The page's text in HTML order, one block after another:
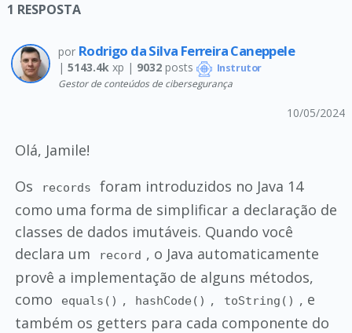
1 RESPOSTA
por Rodrigo da Silva Ferreira Caneppele
| 5143.4kxp | 9032posts Instrutor
Gestor de conteúdos de cibersegurança
10/05/2024
Olá, Jamile!
Os
records
foram introduzidos no Java 14
como uma forma de simplificar a declaração de
classes de dados imutáveis. Quando você
declara um
record , o Java automaticamente
provê a implementação de alguns métodos,
como
equals() , hashCode() , toString() , e
também os getters para cada componente do